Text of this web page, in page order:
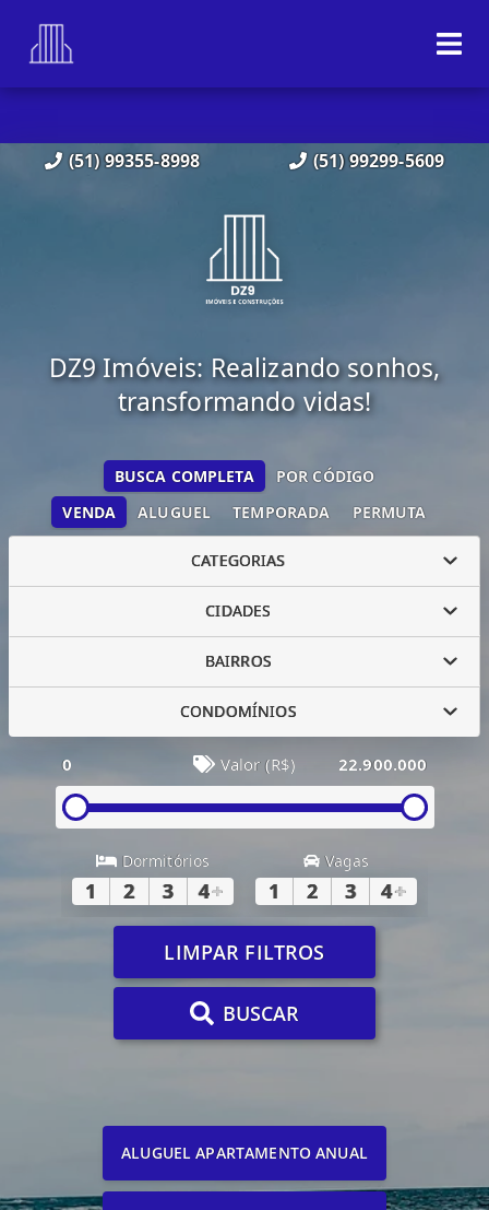
(51) 99355-8998 (51) 99299-5609
DZ9 Imóveis: Realizando sonhos,
transformando vidas!
VENDA ALUGUEL TEMPORADA PERMUTA
BUSCA COMPLETA POR CÓDIGO
CATEGORIAS
CIDADES
BAIRROS
CONDOMÍNIOS
0 Valor (R$) 22.900.000
Dormitórios
1 2 3 4+
Vagas
1 2 3 4+
LIMPAR FILTROS
BUSCAR
ALUGUEL APARTAMENTO ANUAL